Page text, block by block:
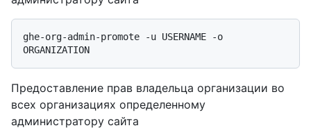
ghe-org-admin-promote -u USERNAME -o
Предоставление прав владельца организации во
всех организациях определенному
администратору сайта